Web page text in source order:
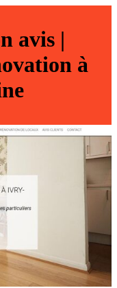
avis |
à